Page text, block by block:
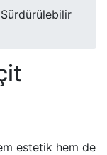
estetik hem de